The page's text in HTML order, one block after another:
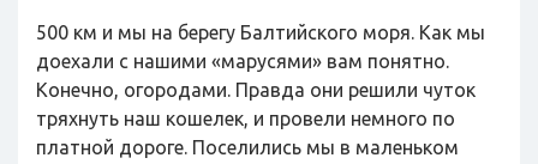
500 км и мы на берегу Балтийского моря. Как мы
доехали с нашими «марусями» вам понятно.
Конечно, огородами. Правда они решили чуток
тряхнуть наш кошелек, и провели немного по
платной дороге. Поселились мы в маленьком